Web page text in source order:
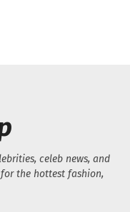
celeb news, and
the hottest fashion,